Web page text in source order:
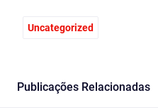
Uncategorized
Publicações Relacionadas